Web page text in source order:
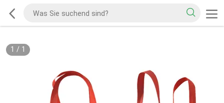
1 / 1